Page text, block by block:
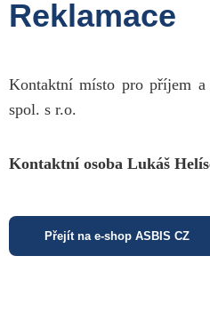
Reklamace
Kontaktní místo pro příjem
spol. s r.o.
Kontaktní osoba Lukáš
Přejít na e-shop ASBIS CZ